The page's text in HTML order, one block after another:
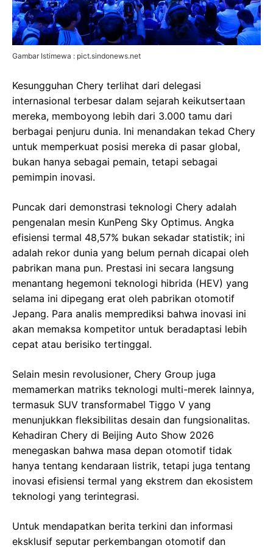
Gambar Istimewa : pict.sindonews.net
Kesungguhan Chery terlihat dari delegasi
internasional terbesar dalam sejarah keikutsertaan
mereka, memboyong lebih dari 3.000 tamu dari
berbagai penjuru dunia. Ini menandakan tekad Chery
untuk memperkuat posisi mereka di pasar global,
bukan hanya sebagai pemain, tetapi sebagai
pemimpin inovasi.
Puncak dari demonstrasi teknologi Chery adalah
pengenalan mesin KunPeng Sky Optimus. Angka
efisiensi termal 48,57% bukan sekadar statistik; ini
adalah rekor dunia yang belum pernah dicapai oleh
pabrikan mana pun. Prestasi ini secara langsung
menantang hegemoni teknologi hibrida (HEV) yang
selama ini dipegang erat oleh pabrikan otomotif
Jepang. Para analis memprediksi bahwa inovasi ini
akan memaksa kompetitor untuk beradaptasi lebih
cepat atau berisiko tertinggal.
Selain mesin revolusioner, Chery Group juga
memamerkan matriks teknologi multi-merek lainnya,
termasuk SUV transformabel Tiggo V yang
menunjukkan fleksibilitas desain dan fungsionalitas.
Kehadiran Chery di Beijing Auto Show 2026
menegaskan bahwa masa depan otomotif tidak
hanya tentang kendaraan listrik, tetapi juga tentang
inovasi efisiensi termal yang ekstrem dan ekosistem
teknologi yang terintegrasi.
Untuk mendapatkan berita terkini dan informasi
eksklusif seputar perkembangan otomotif dan